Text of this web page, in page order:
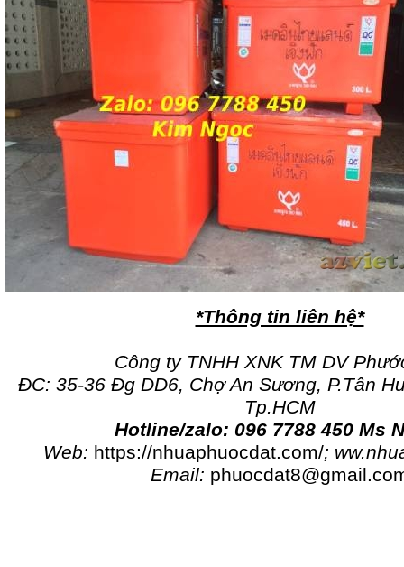
*Thông tin liên hệ*
Công ty TNHH XNK TM DV
ĐC: 35-36 Đg DD6, Chợ An Sương, P.Tân
Tp.HCM
Hotline/zalo: 096 7788 450 Ms
Web: https://nhuaphuocdat.com/;
Email: